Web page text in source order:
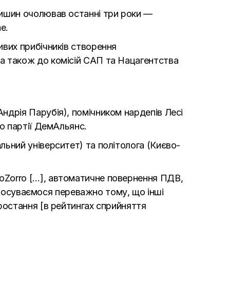
очолював останні три роки —
прибічників створення
також до комісій САП та Нацагентства
Парубія), помічником нардепів Лесі
партії ДемАльянс.
університет) та політолога (Києво-
[…], автоматичне повернення ПДВ,
переважно тому, що інші
[в рейтингах сприйняття